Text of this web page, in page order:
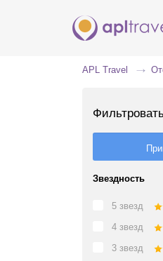
APL Travel
Звездность
5 звезд
4 звезд
3 звезд